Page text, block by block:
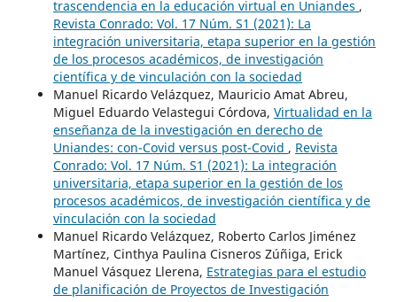
trascendencia en la educación virtual en Uniandes ,
Revista Conrado: Vol. 17 Núm. S1 (2021): La
integración universitaria, etapa superior en la gestión
de los procesos académicos, de investigación
científica y de vinculación con la sociedad
Manuel Ricardo Velázquez, Mauricio Amat Abreu,
Miguel Eduardo Velastegui Córdova, Virtualidad en la
enseñanza de la investigación en derecho de
Uniandes: con-Covid versus post-Covid , Revista
Conrado: Vol. 17 Núm. S1 (2021): La integración
universitaria, etapa superior en la gestión de los
procesos académicos, de investigación científica y de
vinculación con la sociedad
Manuel Ricardo Velázquez, Roberto Carlos Jiménez
Martínez, Cinthya Paulina Cisneros Zúñiga, Erick
Manuel Vásquez Llerena, Estrategias para el estudio
de planificación de Proyectos de Investigación